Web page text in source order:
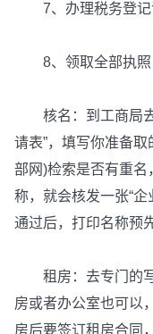
7、办理税务登记
8、领取全部执照
核名：到工商局去
请表”，填写你准备
部网)检索是否有重名
称，就会核发一张“
通过后，打印名称预
租房：去专门的写
房或者办公室也可以
房后要签订租房合同